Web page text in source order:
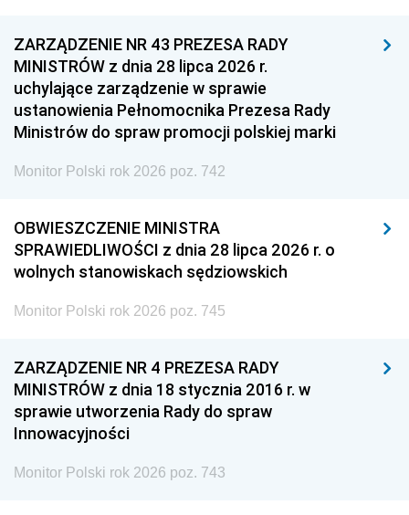
ZARZĄDZENIE NR 43 PREZESA RADY
MINISTRÓW z dnia 28 lipca 2026 r.
uchylające zarządzenie w sprawie
ustanowienia Pełnomocnika Prezesa Rady
Ministrów do spraw promocji polskiej marki
Monitor Polski rok 2026 poz. 742
OBWIESZCZENIE MINISTRA
SPRAWIEDLIWOŚCI z dnia 28 lipca 2026 r. o
wolnych stanowiskach sędziowskich
Monitor Polski rok 2026 poz. 745
ZARZĄDZENIE NR 4 PREZESA RADY
MINISTRÓW z dnia 18 stycznia 2016 r. w
sprawie utworzenia Rady do spraw
Innowacyjności
Monitor Polski rok 2026 poz. 743